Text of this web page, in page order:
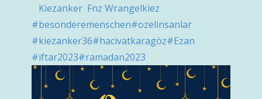
Kiezanker Fnz Wrangelkiez
#besonderemenschen#ozelinsanlar
#kiezanker36#hacivatkaragöz#Ezan
#iftar2023#ramadan2023